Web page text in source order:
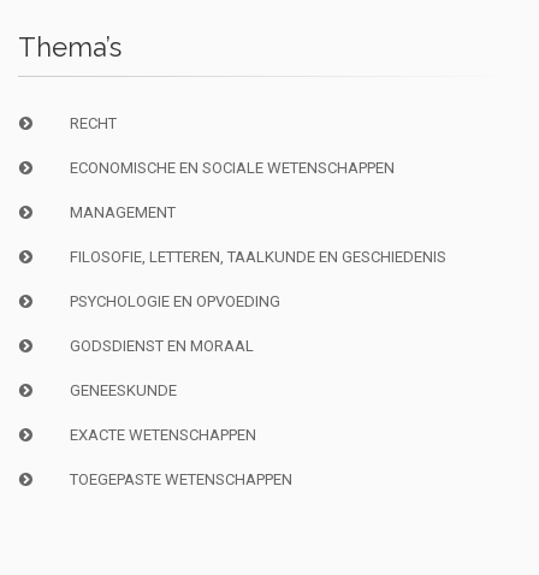
Thema’s
RECHT
ECONOMISCHE EN SOCIALE WETENSCHAPPEN
MANAGEMENT
FILOSOFIE, LETTEREN, TAALKUNDE EN GESCHIEDENIS
PSYCHOLOGIE EN OPVOEDING
GODSDIENST EN MORAAL
GENEESKUNDE
EXACTE WETENSCHAPPEN
TOEGEPASTE WETENSCHAPPEN